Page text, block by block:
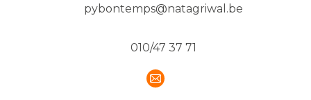
pybontemps@natagriwal.be
010/47 37 71
E-